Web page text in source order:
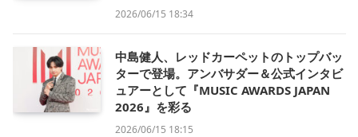
2026/06/15 18:34
中島健人、レッドカーペットのトップバッ
ターで登場。アンバサダー＆公式インタビ
ュアーとして『MUSIC AWARDS JAPAN
2026』を彩る
2026/06/15 18:15